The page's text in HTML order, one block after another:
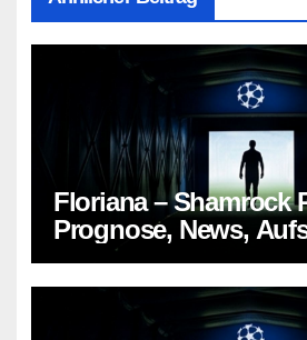
Floriana – Shamrock
Prognose, News,
Tipp